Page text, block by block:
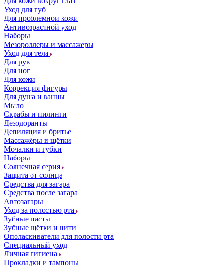
Уход для губ
Для проблемной кожи
Антивозрастной уход
Наборы
Мезороллеры и массажеры
Уход для тела
Для рук
Для ног
Для кожи
Коррекция фигуры
Для душа и ванны
Мыло
Скрабы и пилинги
Дезодоранты
Депиляция и бритье
Массажёры и щётки
Мочалки и губки
Наборы
Солнечная серия
Защита от солнца
Средства для загара
Средства после загара
Автозагары
Уход за полостью рта
Зубные пасты
Зубные щётки и нити
Ополаскиватели для полости рта
Специальный уход
Личная гигиена
Прокладки и тампоны